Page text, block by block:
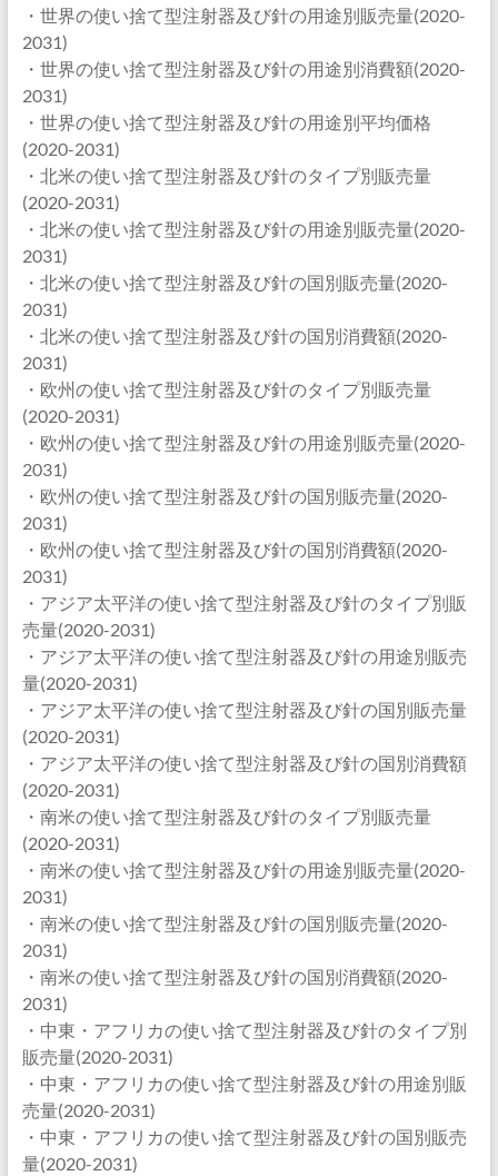
・世界の使い捨て型注射器及び針の用途別販売量(2020-
2031)
・世界の使い捨て型注射器及び針の用途別消費額(2020-
2031)
・世界の使い捨て型注射器及び針の用途別平均価格
(2020-2031)
・北米の使い捨て型注射器及び針のタイプ別販売量
(2020-2031)
・北米の使い捨て型注射器及び針の用途別販売量(2020-
2031)
・北米の使い捨て型注射器及び針の国別販売量(2020-
2031)
・北米の使い捨て型注射器及び針の国別消費額(2020-
2031)
・欧州の使い捨て型注射器及び針のタイプ別販売量
(2020-2031)
・欧州の使い捨て型注射器及び針の用途別販売量(2020-
2031)
・欧州の使い捨て型注射器及び針の国別販売量(2020-
2031)
・欧州の使い捨て型注射器及び針の国別消費額(2020-
2031)
・アジア太平洋の使い捨て型注射器及び針のタイプ別販
売量(2020-2031)
・アジア太平洋の使い捨て型注射器及び針の用途別販売
量(2020-2031)
・アジア太平洋の使い捨て型注射器及び針の国別販売量
(2020-2031)
・アジア太平洋の使い捨て型注射器及び針の国別消費額
(2020-2031)
・南米の使い捨て型注射器及び針のタイプ別販売量
(2020-2031)
・南米の使い捨て型注射器及び針の用途別販売量(2020-
2031)
・南米の使い捨て型注射器及び針の国別販売量(2020-
2031)
・南米の使い捨て型注射器及び針の国別消費額(2020-
2031)
・中東・アフリカの使い捨て型注射器及び針のタイプ別
販売量(2020-2031)
・中東・アフリカの使い捨て型注射器及び針の用途別販
売量(2020-2031)
・中東・アフリカの使い捨て型注射器及び針の国別販売
量(2020-2031)